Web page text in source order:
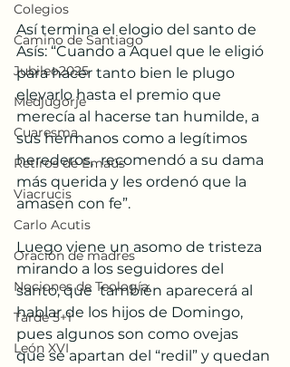
Colegios
Camino de Santiago
Jubileo2025
Medjugorje
Cuaresma
Retiros de Emaús
Viacrucis
Carlo Acutis
Oración de madres
Nociones de Teología
Tarde 5+1
León XVI
Así termina el elogio del santo de
Asís: “Cuando a Aquel que le eligió
para hacer tanto bien le plugo
elevarlo hasta el premio que
merecía al hacerse tan humilde, a
sus hermanos como a legítimos
herederos,  recomendó a su dama
más querida y les ordenó que la
amasen con fe”.
Luego viene un asomo de tristeza
mirando a los seguidores del
santo, que  también aparecerá al
hablar de los hijos de Domingo,
pues algunos son como ovejas
que se apartan del “redil” y quedan